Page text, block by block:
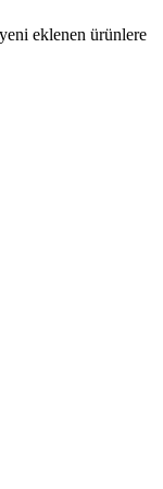
eklenen ürünlere